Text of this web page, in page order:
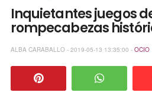
Inquietantes juegos
rompecabezas
ALBA CARABALLO - 2019-05-13 13:35:00 - OCIO